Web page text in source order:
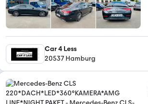
Car 4 Less
20537 Hamburg